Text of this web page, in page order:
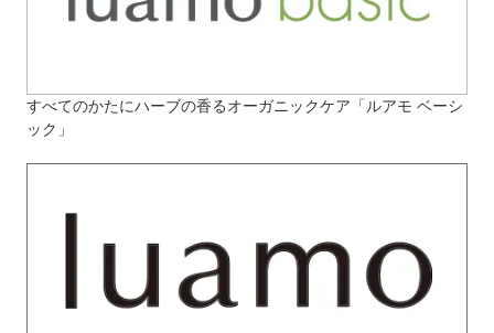
すべてのかたにハーブの香るオーガニックケア「ルアモ ベーシ
ック」